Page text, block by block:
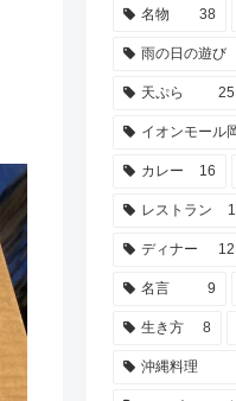
名物 38
雨の日の遊び
天ぷら 25
イオンモール
カレー 16
レストラン
ディナー 12
名言 9
生き方 8
沖縄料理